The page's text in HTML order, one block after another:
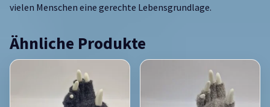
vielen Menschen eine gerechte Lebensgrundlage.
Ähnliche Produkte